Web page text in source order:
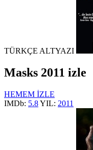
TÜRKÇE ALTYAZI
Masks 2011 izle
HEMEM İZLE
IMDb: 5.8YIL: 2011